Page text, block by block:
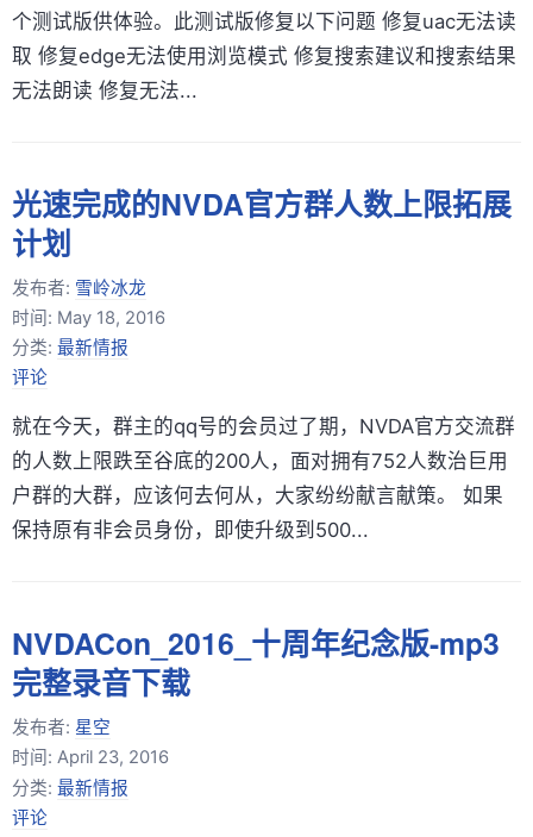
个测试版供体验。此测试版修复以下问题 修复uac无法读
取 修复edge无法使用浏览模式 修复搜索建议和搜索结果
无法朗读 修复无法...
光速完成的NVDA官方群人数上限拓展
计划
发布者: 雪岭冰龙
时间: May 18, 2016
分类: 最新情报
评论
就在今天，群主的qq号的会员过了期，NVDA官方交流群
的人数上限跌至谷底的200人，面对拥有752人数治巨用
户群的大群，应该何去何从，大家纷纷献言献策。 如果
保持原有非会员身份，即使升级到500...
NVDACon_2016_十周年纪念版-mp3
完整录音下载
发布者: 星空
时间: April 23, 2016
分类: 最新情报
评论